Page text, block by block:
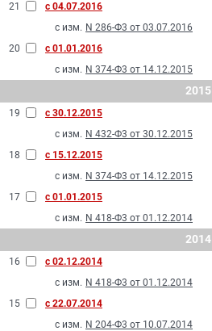
21
с 04.07.2016
с изм. N 286-Ф3 от 03.07.2016
20
с 01.01.2016
с изм. N 374-Ф3 от 14.12.2015
2015
19
с 30.12.2015
с изм. N 432-Ф3 от 30.12.2015
18
с 15.12.2015
с изм. N 374-Ф3 от 14.12.2015
17
с 01.01.2015
с изм. N 418-Ф3 от 01.12.2014
2014
16
с 02.12.2014
с изм. N 418-Ф3 от 01.12.2014
15
с 22.07.2014
с изм. N 204-Ф3 от 10.07.2014